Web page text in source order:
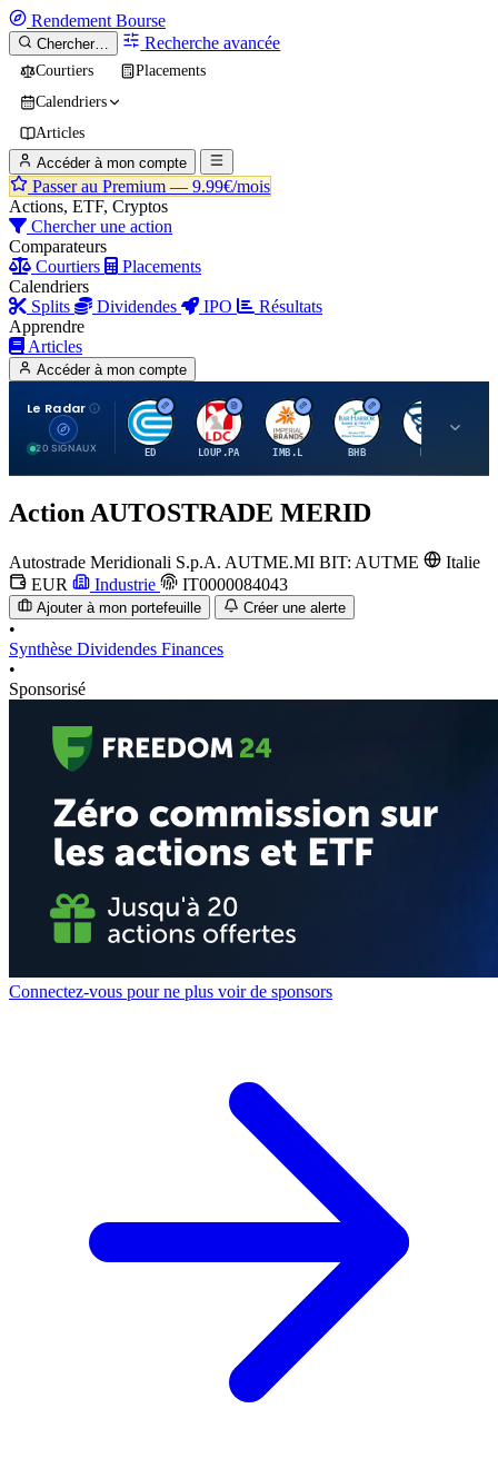
Rendement Bourse
Chercher… Recherche avancée
Courtiers
Placements
Calendriers
Articles
Accéder à mon compte
Passer au Premium — 9.99€/mois
Actions, ETF, Cryptos
Chercher une action
Comparateurs
Courtiers
Placements
Calendriers
Splits
Dividendes IPO
Résultats
Apprendre
Articles
Accéder à mon compte
Le Radar
20 SIGNAUX
C
ED
L
LOUP.PA
I
IMB.L
B
BHB
B
Action AUTOSTRADE MERID
Autostrade Meridionali S.p.A. AUTME.MI BIT: AUTME
Italie
EUR
Industrie IT0000084043
Ajouter à mon portefeuille Créer une alerte
•
Synthèse Dividendes Finances
•
Sponsorisé
Connectez-vous pour ne plus voir de sponsors